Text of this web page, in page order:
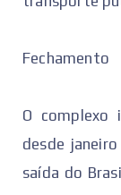
Fechamento
O complexo
desde
saída do